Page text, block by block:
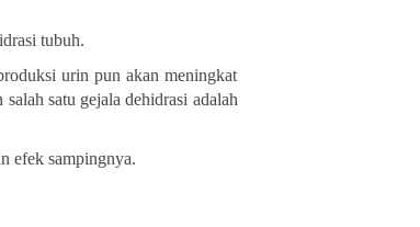
tubuh.
urin pun akan meningkat
satu gejala dehidrasi adalah
efek sampingnya.